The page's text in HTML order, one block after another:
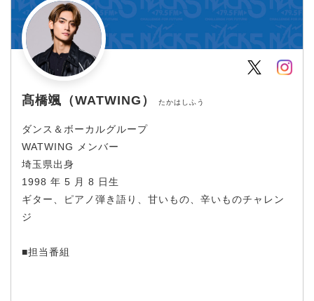
Twitter
髙橋颯（WATWING） たかはしふう
ダンス＆ボーカルグループ
WATWING メンバー
埼玉県出身
1998 年 5 月 8 日生
ギター、ピアノ弾き語り、甘いもの、辛いものチャレン
ジ
■担当番組